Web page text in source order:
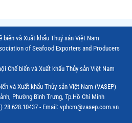
biến và Xuất khẩu Thuỷ sản Việt Nam
of Seafood Exporters and Producers
Chế biến và Xuất khẩu Thủy sản Việt Nam
và Xuất khẩu Thủy sản Việt Nam (VASEP)
Phường Bình Trưng, Tp.Hồ Chí Minh
28.628.10437 - Email: vphcm@vasep.com.vn